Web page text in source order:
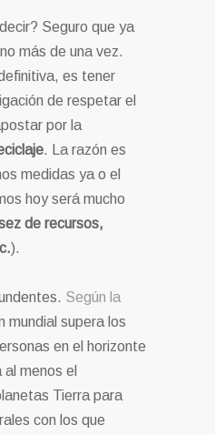
Seguro que ya
más de una vez.
es tener
de respetar el
por la
. La razón es
medidas ya o el
hoy será mucho
de recursos,
).
Según la
mundial supera los
en el horizonte
menos el
Tierra para
con los que